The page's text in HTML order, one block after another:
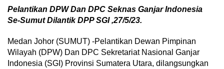
Pelantikan DPW Dan DPC Seknas Ganjar Indonesia
Se-Sumut Dilantik DPP SGI ,27/5/23.
Medan Johor (SUMUT) -Pelantikan Dewan Pimpinan
Wilayah (DPW) Dan DPC Sekretariat Nasional Ganjar
Indonesia (SGI) Provinsi Sumatera Utara, dilangsungkan